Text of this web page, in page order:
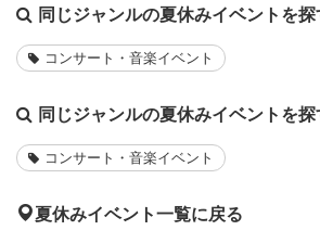
同じジャンルの夏休みイベントを探
コンサート・音楽イベント
同じジャンルの夏休みイベントを探
コンサート・音楽イベント
夏休みイベント一覧に戻る